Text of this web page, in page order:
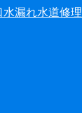
漏れ水道修理